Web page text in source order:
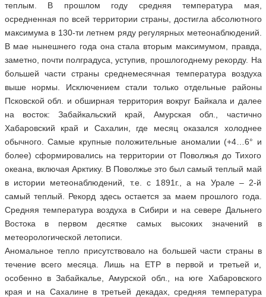
теплым. В прошлом году средняя температура мая,
осредненная по всей территории страны, достигла абсолютного
максимума в 130-ти летнем ряду регулярных метеонаблюдений.
В мае нынешнего года она стала вторым максимумом, правда,
заметно, почти полградуса, уступив, прошлогоднему рекорду. На
большей части страны среднемесячная температура воздуха
выше нормы. Исключением стали только отдельные районы
Псковской обл. и обширная территория вокруг Байкала и далее
на восток: Забайкальский край, Амурская обл., частично
Хабаровский край и Сахалин, где месяц оказался холоднее
обычного. Самые крупные положительные аномалии (+4…6° и
более) сформировались на территории от Поволжья до Тихого
океана, включая Арктику. В Поволжье это был самый теплый май
в истории метеонаблюдений, т.е. с 1891г., а на Урале – 2-й
самый теплый. Рекорд здесь остается за маем прошлого года.
Средняя температура воздуха в Сибири и на севере Дальнего
Востока в первом десятке самых высоких значений в
метеорологической летописи.
Аномальное тепло присутствовало на большей части страны в
течение всего месяца. Лишь на ЕТР в первой и третьей и,
особенно в Забайкалье, Амурской обл., на юге Хабаровского
края и на Сахалине в третьей декадах, средняя температура